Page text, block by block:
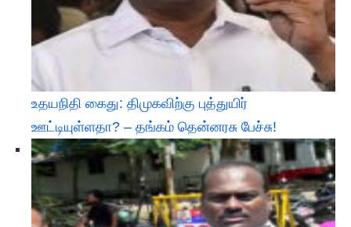
உதயநிதி கைது: திமுகவிற்கு புத்துயிர்
ஊட்டியுள்ளதா? – தங்கம் தென்னரசு பேச்சு!